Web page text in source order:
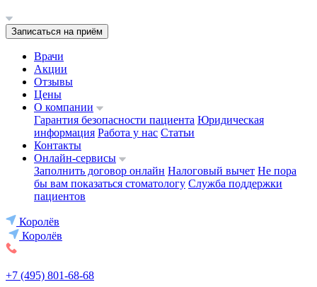
Записаться на приём
Врачи
Акции
Отзывы
Цены
О компании
Гарантия безопасности пациента Юридическая
информация Работа у нас Статьи
Контакты
Онлайн-сервисы
Заполнить договор онлайн Налоговый вычет Не пора
бы вам показаться стоматологу Служба поддержки
пациентов
Королёв
Королёв
+7 (495) 801-68-68